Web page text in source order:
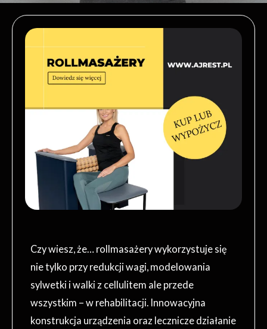
Czy wiesz, że… rollmasażery wykorzystuje się
nie tylko przy redukcji wagi, modelowania
sylwetki i walki z cellulitem ale przede
wszystkim – w rehabilitacji. Innowacyjna
konstrukcja urządzenia oraz lecznicze działanie